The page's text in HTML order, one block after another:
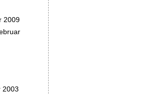
2009
2003